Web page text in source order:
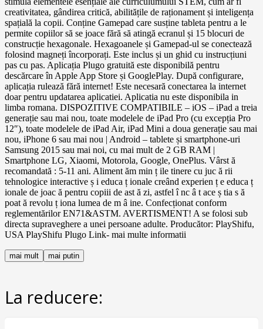
creativitatea, gândirea critică, abilitățile de raționament și inteligența
spațială la copii. Conține Gamepad care susține tableta pentru a le
permite copiilor să se joace fără să atingă ecranul și 15 blocuri de
construcție hexagonale. Hexagoanele și Gamepad-ul se conectează
folosind magneți încorporați. Este inclus și un ghid cu instrucțiuni
pas cu pas. Aplicația Plugo gratuită este disponibilă pentru
descărcare în Apple App Store și GooglePlay. După configurare,
aplicația rulează fără internet! Este necesară conectarea la internet
doar pentru updatarea aplicatiei. Aplicatia nu este disponibila in
limba romana. DISPOZITIVE COMPATIBILE – iOS – iPad a treia
generație sau mai nou, toate modelele de iPad Pro (cu excepția Pro
12″), toate modelele de iPad Air, iPad Mini a doua generație sau mai
nou, iPhone 6 sau mai nou | Android – tablete și smartphone-uri
Samsung 2015 sau mai noi, cu mai mult de 2 GB RAM |
Smartphone LG, Xiaomi, Motorola, Google, OnePlus. Vârst ă
recomandată : 5-11 ani. Aliment ăm min ț ile tinere cu juc ă rii
tehnologice interactive ș i educa ț ionale creând experien ț e educa ț
ionale de joac ă pentru copiii de ast ă zi, astfel î nc â t ace ș tia s ă
poat ă revolu ț iona lumea de m â ine. Confecționat conform
reglementărilor EN71&ASTM. AVERTISMENT! A se folosi sub
directa supraveghere a unei persoane adulte. Producător: PlayShifu,
USA PlayShifu Plugo Link- mai multe informatii
mai mult mai putin
La reducere: